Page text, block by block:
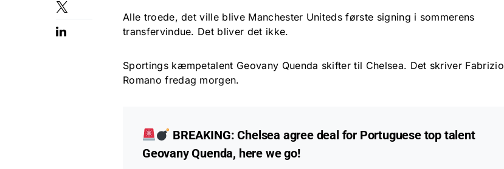
Alle troede, det ville blive Manchester Uniteds første signing i sommerens
transfervindue. Det bliver det ikke.
Sportings kæmpetalent Geovany Quenda skifter til Chelsea. Det skriver Fabrizio
Romano fredag morgen.
BREAKING: Chelsea agree deal for Portuguese top talent
Geovany Quenda, here we go!